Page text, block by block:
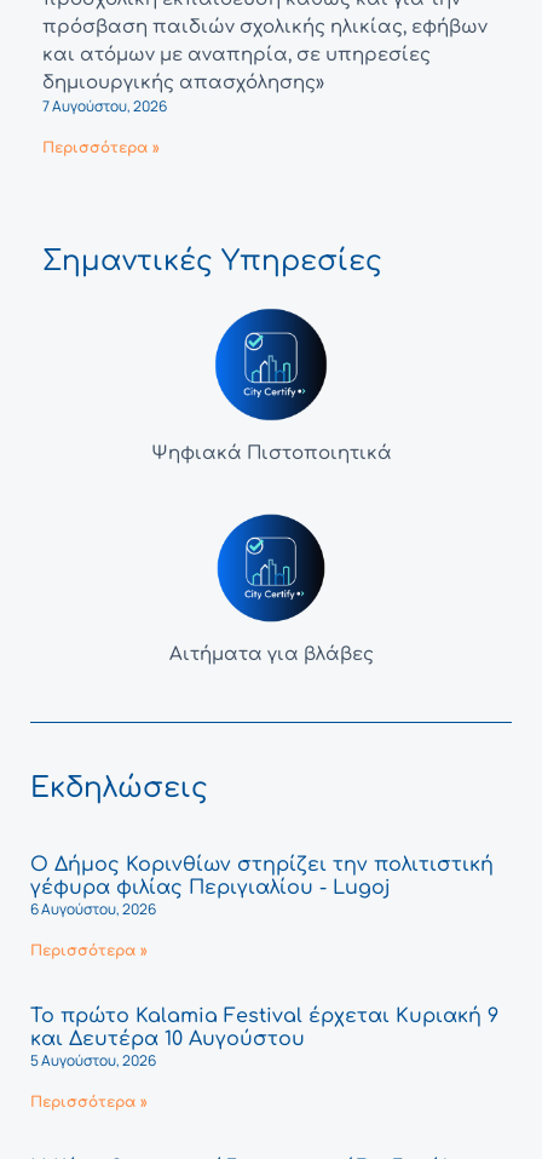
πρόσβαση παιδιών σχολικής ηλικίας, εφήβων
και ατόμων με αναπηρία, σε υπηρεσίες
δημιουργικής απασχόλησης»
7 Αυγούστου, 2026
Περισσότερα »
Σημαντικές Υπηρεσίες
Ψηφιακά Πιστοποιητικά
Αιτήματα για βλάβες
Εκδηλώσεις
Ο Δήμος Κορινθίων στηρίζει την πολιτιστική
γέφυρα φιλίας Περιγιαλίου - Lugoj
6 Αυγούστου, 2026
Περισσότερα »
Το πρώτο Kalamia Festival έρχεται Κυριακή 9
και Δευτέρα 10 Αυγούστου
5 Αυγούστου, 2026
Περισσότερα »